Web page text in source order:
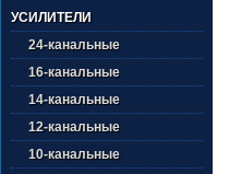
УСИЛИТЕЛИ
24-канальные
16-канальные
14-канальные
12-канальные
10-канальные